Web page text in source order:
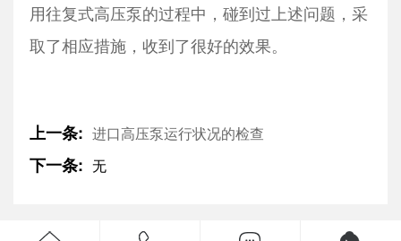
用往复式高压泵的过程中，碰到过上述问题，采
取了相应措施，收到了很好的效果。
上一条: 进口高压泵运行状况的检查
下一条: 无